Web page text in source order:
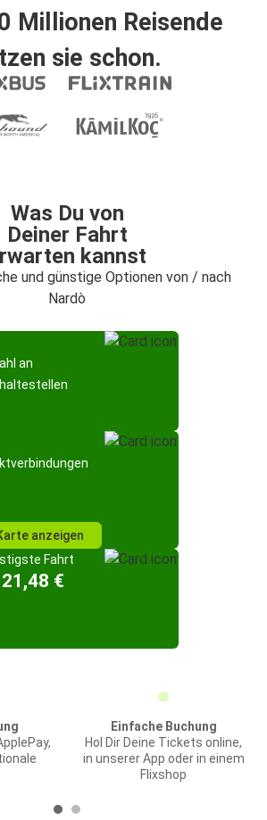
Millionen Reisende
sie schon.
Was Du von
Deiner Fahrt
kannst
und günstige Optionen von / nach
Nardò
an
anzeigen
Fahrt
€
Einfache Buchung
Hol Dir Deine Tickets online,
in unserer App oder in einem
Flixshop